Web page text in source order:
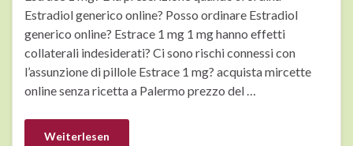
Estradiol generico online? Posso ordinare Estradiol
generico online? Estrace 1 mg 1 mg hanno effetti
collaterali indesiderati? Ci sono rischi connessi con
l’assunzione di pillole Estrace 1 mg? acquista mircette
online senza ricetta a Palermo prezzo del …
Weiterlesen